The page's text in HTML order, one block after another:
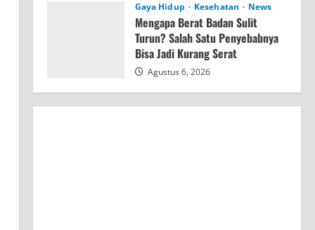
Gaya Hidup
Kesehatan News
Mengapa Berat Badan Sulit
Turun? Salah Satu Penyebabnya
Bisa Jadi Kurang Serat
Agustus 6, 2026